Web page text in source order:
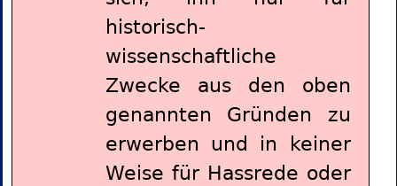
historisch-
wissenschaftliche
Zwecke aus den oben
genannten Gründen zu
erwerben und in keiner
Weise für Hassrede oder